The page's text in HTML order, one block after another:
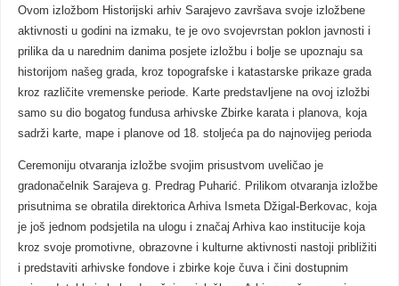
Ovom izložbom Historijski arhiv Sarajevo završava svoje izložbene
aktivnosti u godini na izmaku, te je ovo svojevrstan poklon javnosti i
prilika da u narednim danima posjete izložbu i bolje se upoznaju sa
historijom našeg grada, kroz topografske i katastarske prikaze grada
kroz različite vremenske periode. Karte predstavljene na ovoj izložbi
samo su dio bogatog fundusa arhivske Zbirke karata i planova, koja
sadrži karte, mape i planove od 18. stoljeća pa do najnovijeg perioda
Ceremoniju otvaranja izložbe svojim prisustvom uveličao je
gradonačelnik Sarajeva g. Predrag Puharić. Prilikom otvaranja izložbe
prisutnima se obratila direktorica Arhiva Ismeta Džigal-Berkovac, koja
je još jednom podsjetila na ulogu i značaj Arhiva kao institucije koja
kroz svoje promotivne, obrazovne i kulturne aktivnosti nastoji približiti
i predstaviti arhivske fondove i zbirke koje čuva i čini dostupnim